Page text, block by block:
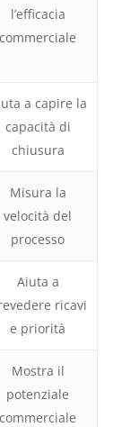
l’efficacia
commerciale
a capire la
capacità di
chiusura
Misura la
velocità del
processo
Aiuta a
ricavi
e priorità
Mostra il
potenziale
commerciale